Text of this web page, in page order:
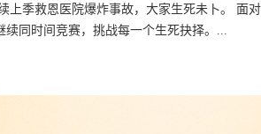
上季救恩医院爆炸事故，大家生死未卜。 面
续同时间竞赛，挑战每一个生死抉择。...